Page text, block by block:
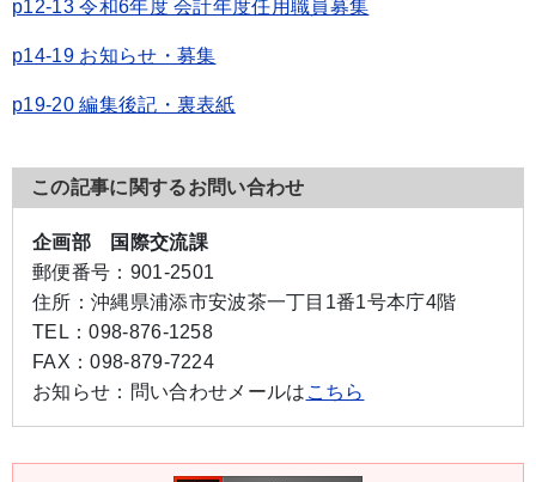
p12-13 令和6年度 会計年度任用職員募集
p14-19 お知らせ・募集
p19-20 編集後記・裏表紙
この記事に関するお問い合わせ
企画部 国際交流課
郵便番号： 901-2501
住所： 沖縄県浦添市安波茶一丁目1番1号本庁4階
TEL：098-876-1258
FAX：098-879-7224
お知らせ： 問い合わせメールは こちら